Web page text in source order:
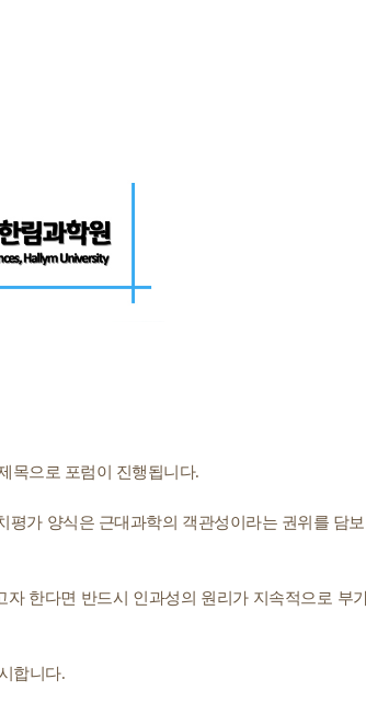
목으로 포럼이 진행됩니다.
평가 양식은 근대과학의 객관성이라는 권위를 담
한다면 반드시 인과성의 원리가 지속적으로 부
합니다.